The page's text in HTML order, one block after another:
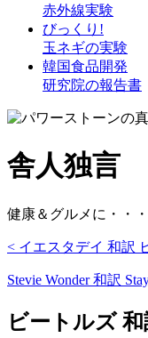
赤外線実験
びっくり!
玉ネギの実験
韓国食品開発
研究院の報告書
舎人独言
健康＆グルメに・・・
< イエスタデイ 和訳
Stevie Wonder 和訳
ビートルズ